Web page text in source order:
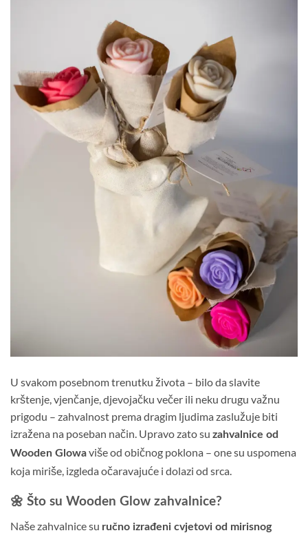
U svakom posebnom trenutku života – bilo da slavite
krštenje, vjenčanje, djevojačku večer ili neku drugu važnu
prigodu – zahvalnost prema dragim ljudima zaslužuje biti
izražena na poseban način. Upravo zato su zahvalnice od
Wooden Glowaviše od običnog poklona – one su uspomena
koja miriše, izgleda očaravajuće i dolazi od srca.
🌼 Što su Wooden Glow zahvalnice?
Naše zahvalnice su ručno izrađeni cvjetovi od mirisnog